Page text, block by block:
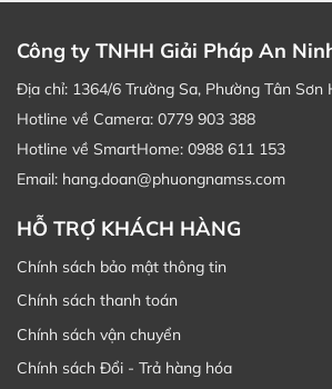
Công ty TNHH Giải Pháp An
Địa chỉ: 1364/6 Trường Sa, Phường Tân Sơn
Hotline về Camera: 0779 903 388
Hotline về SmartHome: 0988 611 153
Email: hang.doan@phuongnamss.com
HỖ TRỢ KHÁCH HÀNG
Chính sách bảo mật thông tin
Chính sách thanh toán
Chính sách vận chuyển
Chính sách Đổi - Trả hàng hóa